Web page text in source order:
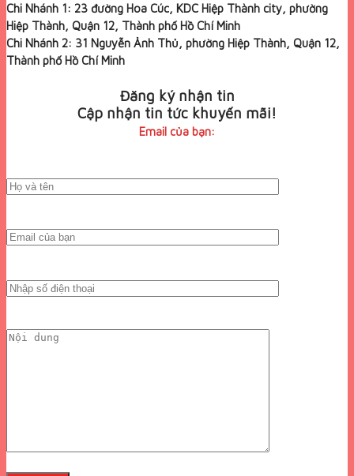
Chi Nhánh 1: 23 đường Hoa Cúc, KDC Hiệp Thành city, phường
Hiệp Thành, Quận 12, Thành phố Hồ Chí Minh
Chi Nhánh 2: 31 Nguyễn Ảnh Thủ, phường Hiệp Thành, Quận 12,
Thành phố Hồ Chí Minh
Đăng ký nhận tin
Cập nhận tin tức khuyến mãi!
Email của bạn: